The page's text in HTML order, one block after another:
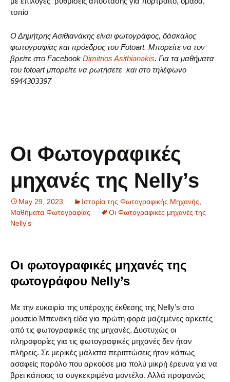
τοπίο
Ο Δημήτρης Ασιθιανάκης είναι φωτογράφος, δάσκαλος
φωτογραφίας και πρόεδρος του Fotoart. Μπορείτε να τον
βρείτε στο Facebook Dimitrios Asithianakis. Για τα μαθήματα
του fotoart μπορείτε να ρωτήσετε και στο τηλέφωνο
6944303397
Οι Φωτογραφικές
μηχανές της Nelly’s
May 29, 2023 Ιστορία της Φωτογραφικής Μηχανής
Μαθήματα Φωτογραφίας
Οι Φωτογραφικές μηχανές της
Nelly's
Οι φωτογραφικές μηχανές της
φωτογράφου Nelly’s
Με την ευκαιρία της υπέροχης έκθεσης της Nelly’s στο
μουσείο Μπενάκη είδα για πρώτη φορά μαζεμένες αρκετές
από τις φωτογραφικές της μηχανές. Δυστυχώς οι
πληροφορίες για τις φωτογραφικές μηχανές δεν ήταν
πλήρεις. Σε μερικές μάλιστα περιπτώσεις ήταν κάπως
ασαφείς παρόλο που αρκούσε μια πολύ μικρή έρευνα για να
βρει κάποιος τα συγκεκριμένα μοντέλα. Αλλά προφανώς